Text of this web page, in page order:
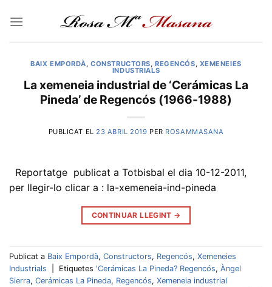
BAIX EMPORDÀ,CONSTRUCTORS,REGENCÓS, XEMENEIES
INDUSTRIALS
La xemeneia industrial de ‘Cerámicas La
Pineda’ de Regencós (1966-1988)
PUBLICAT EL 23 ABRIL 2019 PER ROSAMMASANA
Reportatge publicat a Totbisbal el dia 10-12-2011,
per llegir-lo clicar a : la-xemeneia-ind-pineda
CONTINUAR LLEGINT →
Publicat a Baix Empordà, Constructors, Regencós, Xemeneies
Industrials
Etiquetes 'Cerámicas La Pineda? Regencós, Àngel
Sierra, Cerámicas La Pineda, Regencós, Xemeneia industrial